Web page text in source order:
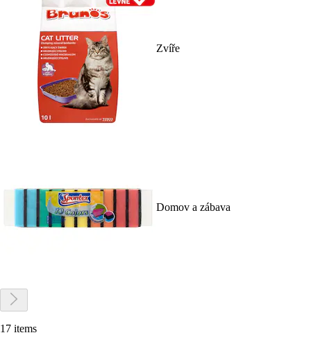
Zvíře
Domov a zábava
17 items